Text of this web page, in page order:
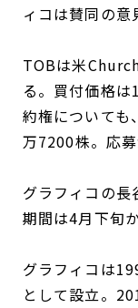
ィコは賛同の意
TOBは米
る。買付価格
約権について
万7200株。応
グラフィコの
期間は4月下旬
グラフィコは
として設立。